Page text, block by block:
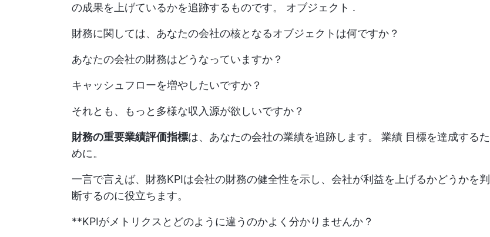
の成果を上げているかを追跡するものです。 オブジェクト .
財務に関しては、あなたの会社の核となるオブジェクトは何ですか？
あなたの会社の財務はどうなっていますか？
キャッシュフローを増やしたいですか？
それとも、もっと多様な収入源が欲しいですか？
財務の重要業績評価指標は、あなたの会社の業績を追跡します。 業績 目標を達成するた
めに。
一言で言えば、財務KPIは会社の財務の健全性を示し、会社が利益を上げるかどうかを判
断するのに役立ちます。
**KPIがメトリクスとどのように違うのかよく分かりませんか？